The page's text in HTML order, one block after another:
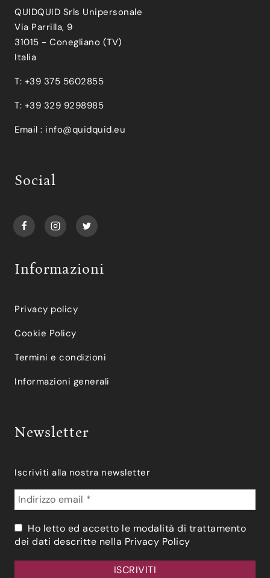
QUIDQUID Srls Unipersonale
Via Parrilla, 9
31015 - Conegliano (TV)
Italia
T: +39 375 5602855
T: +39 329 9298985
Email : info@quidquid.eu
Social
Informazioni
Privacy policy
Cookie Policy
Termini e condizioni
Informazioni generali
Newsletter
Iscriviti alla nostra newsletter
Ho letto ed accetto le modalità di trattamento
dei dati descritte nella Privacy Policy